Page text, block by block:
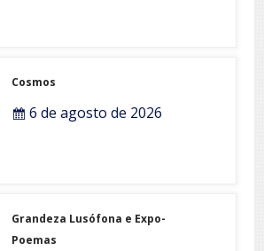
Cosmos
6 de agosto de 2026
Grandeza Lusófona e Expo-
Poemas